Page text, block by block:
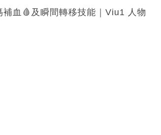
血🩸及瞬間轉移技能｜Viu1 人物